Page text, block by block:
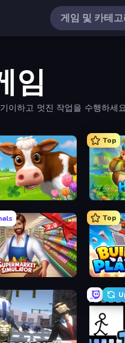
임
이하고 멋진 작업을 수행하세
Meadows
Top
Hedgies
Supermarket Simulator: Store Manager
Top
Build A